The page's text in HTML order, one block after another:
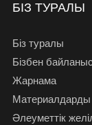
БІЗ ТУРАЛЫ
Біз туралы
Бізбен байланыс
Жарнама
Әлеуметтік